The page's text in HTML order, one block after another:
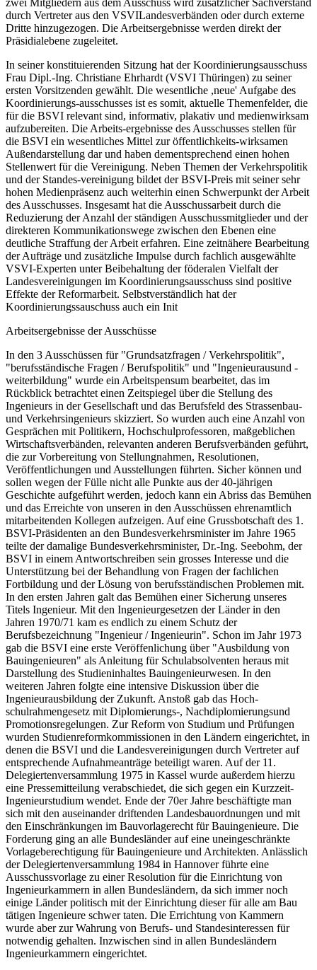
durch Vertreter aus den VSVILandesverbänden oder durch externe
Dritte hinzugezogen. Die Arbeitsergebnisse werden direkt der
Präsidialebene zugeleitet.
In seiner konstituierenden Sitzung hat der Koordinierungsausschuss
Frau Dipl.-Ing. Christiane Ehrhardt (VSVI Thüringen) zu seiner
ersten Vorsitzenden gewählt. Die wesentliche ,neue' Aufgabe des
Koordinierungs-ausschusses ist es somit, aktuelle Themenfelder, die
für die BSVI relevant sind, informativ, plakativ und medienwirksam
aufzubereiten. Die Arbeits-ergebnisse des Ausschusses stellen für
die BSVI ein wesentliches Mittel zur öffentlichkeits-wirksamen
Außendarstellung dar und haben dementsprechend einen hohen
Stellenwert für die Vereinigung. Neben Themen der Verkehrspolitik
und der Standes-vereinigung bildet der BSVI-Preis mit seiner sehr
hohen Medienpräsenz auch weiterhin einen Schwerpunkt der Arbeit
des Ausschusses. Insgesamt hat die Ausschussarbeit durch die
Reduzierung der Anzahl der ständigen Ausschussmitglieder und der
direkteren Kommunikationswege zwischen den Ebenen eine
deutliche Straffung der Arbeit erfahren. Eine zeitnähere Bearbeitung
der Aufträge und zusätzliche Impulse durch fachlich ausgewählte
VSVI-Experten unter Beibehaltung der föderalen Vielfalt der
Landesvereinigungen im Koordinierungsausschuss sind positive
Effekte der Reformarbeit. Selbstverständlich hat der
Koordinierungssauschuss auch ein Init
Arbeitsergebnisse der Ausschüsse
In den 3 Ausschüssen für "Grundsatzfragen / Verkehrspolitik",
"berufsständische Fragen / Berufspolitik" und "Ingenieurausund -
weiterbildung" wurde ein Arbeitspensum bearbeitet, das im
Rückblick betrachtet einen Zeitspiegel über die Stellung des
Ingenieurs in der Gesellschaft und das Berufsfeld des Strassenbau-
und Verkehrsingenieurs skizziert. So wurden auch eine Anzahl von
Gesprächen mit Politikern, Hochschulprofessoren, maßgeblichen
Wirtschaftsverbänden, relevanten anderen Berufsverbänden geführt,
die zur Vorbereitung von Stellungnahmen, Resolutionen,
Veröffentlichungen und Ausstellungen führten. Sicher können und
sollen wegen der Fülle nicht alle Punkte aus der 40-jährigen
Geschichte aufgeführt werden, jedoch kann ein Abriss das Bemühen
und das Erreichte von unseren in den Ausschüssen ehrenamtlich
mitarbeitenden Kollegen aufzeigen. Auf eine Grussbotschaft des 1.
BSVI-Präsidenten an den Bundesverkehrsminister im Jahre 1965
teilte der damalige Bundesverkehrsminister, Dr.-Ing. Seebohm, der
BSVI in einem Antwortschreiben sein grosses Interesse und die
Unterstützung bei der Behandlung von Fragen der fachlichen
Fortbildung und der Lösung von berufsständischen Problemen mit.
In den ersten Jahren galt das Bemühen einer Sicherung unseres
Titels Ingenieur. Mit den Ingenieurgesetzen der Länder in den
Jahren 1970/71 kam es endlich zu einem Schutz der
Berufsbezeichnung "Ingenieur / Ingenieurin". Schon im Jahr 1973
gab die BSVI eine erste Veröffenlichung über "Ausbildung von
Bauingenieuren" als Anleitung für Schulabsolventen heraus mit
Darstellung des Studieninhaltes Bauingenieurwesen. In den
weiteren Jahren folgte eine intensive Diskussion über die
Ingenieurausbildung der Zukunft. Anstoß gab das Hoch-
schulrahmengesetz mit Diplomierungs-, Nachdiplomierungsund
Promotionsregelungen. Zur Reform von Studium und Prüfungen
wurden Studienreformkommissionen in den Ländern eingerichtet, in
denen die BSVI und die Landesvereinigungen durch Vertreter auf
entsprechende Aufnahmeanträge beteiligt waren. Auf der 11.
Delegiertenversammlung 1975 in Kassel wurde außerdem hierzu
eine Pressemitteilung verabschiedet, die sich gegen ein Kurzzeit-
Ingenieurstudium wendet. Ende der 70er Jahre beschäftigte man
sich mit den auseinander driftenden Landesbauordnungen und mit
den Einschränkungen im Bauvorlagerecht für Bauingenieure. Die
Forderung ging an alle Bundesländer auf eine uneingeschränkte
Vorlageberechtigung für Bauingenieure und Architekten. Anlässlich
der Delegiertenversammlung 1984 in Hannover führte eine
Ausschussvorlage zu einer Resolution für die Einrichtung von
Ingenieurkammern in allen Bundesländern, da sich immer noch
einige Länder politisch mit der Einrichtung dieser für alle am Bau
tätigen Ingenieure schwer taten. Die Errichtung von Kammern
wurde aber zur Wahrung von Berufs- und Standesinteressen für
notwendig gehalten. Inzwischen sind in allen Bundesländern
Ingenieurkammern eingerichtet.